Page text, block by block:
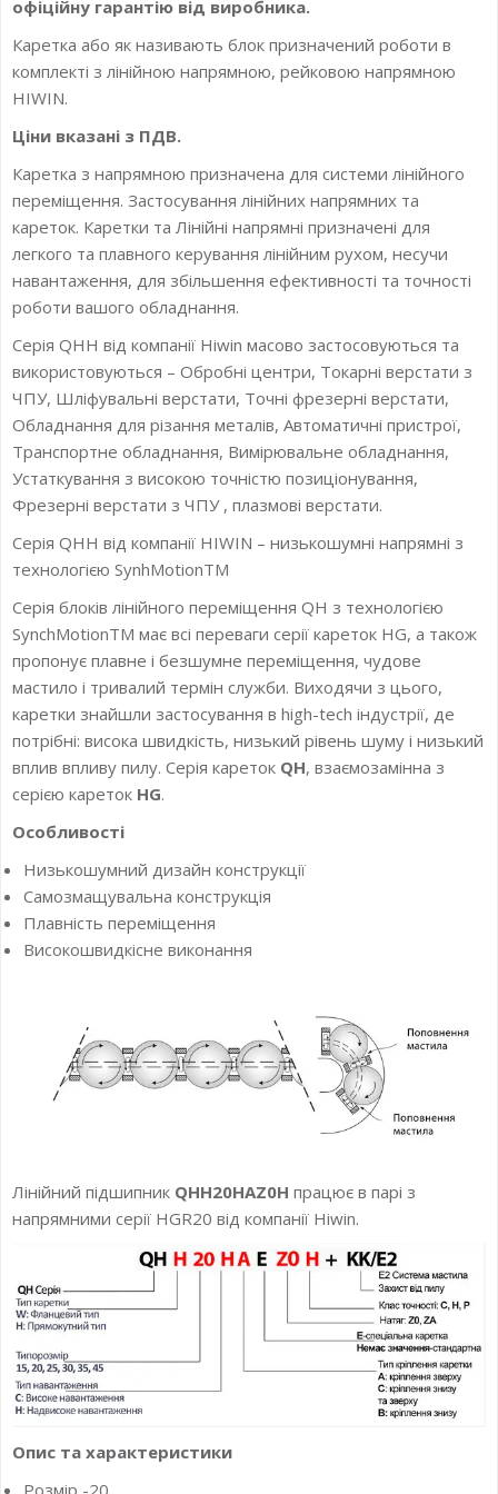
офіційну гарантію від виробника.
Каретка або як називають блок призначений роботи в
комплекті з лінійною напрямною, рейковою напрямною
HIWIN.
Ціни вказані з ПДВ.
Каретка з напрямною призначена для системи лінійного
переміщення. Застосування лінійних напрямних та
кареток. Каретки та Лінійні напрямні призначені для
легкого та плавного керування лінійним рухом, несучи
навантаження, для збільшення ефективності та точності
роботи вашого обладнання.
Серія QHH від компанії Hiwin масово застосовуються та
використовуються – Обробні центри, Токарні верстати з
ЧПУ, Шліфувальні верстати, Точні фрезерні верстати,
Обладнання для різання металів, Автоматичні пристрої,
Транспортне обладнання, Вимірювальне обладнання,
Устаткування з високою точністю позиціонування,
Фрезерні верстати з ЧПУ , плазмові верстати.
Серія QHH від компанії HIWIN – низькошумні напрямні з
технологією SynhMotionTM
Серія блоків лінійного переміщення QH з технологією
SynchMotionTM має всі переваги серії кареток HG, а також
пропонує плавне і безшумне переміщення, чудове
мастило і тривалий термін служби. Виходячи з цього,
каретки знайшли застосування в high-tech індустрії, де
потрібні: висока швидкість, низький рівень шуму і низький
вплив впливу пилу. Серія кареток QH, взаємозамінна з
серією кареток HG.
Особливості
Низькошумний дизайн конструкції
Самозмащувальна конструкція
Плавність переміщення
Високошвидкісне виконання
Лінійний підшипник QHH20HAZ0H працює в парі з
напрямними серії HGR20 від компанії Hiwin.
Опис та характеристики